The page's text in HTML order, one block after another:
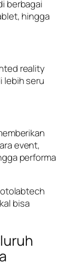
berbagai
hingga
reality
lebih seru
event,
performa
bisa